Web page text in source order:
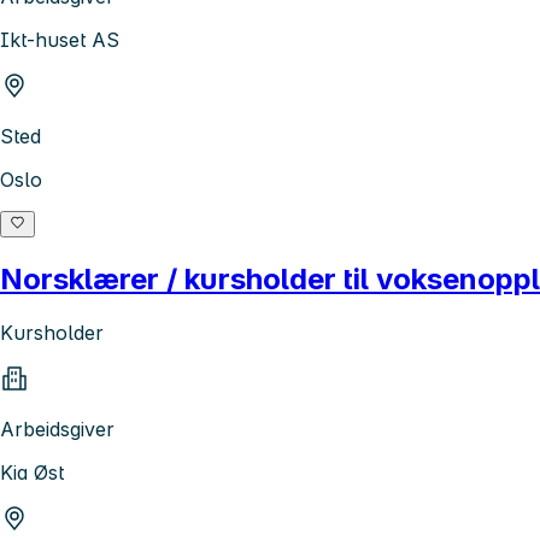
Ikt-huset AS
Sted
Oslo
Norsklærer / kursholder til
Kursholder
Arbeidsgiver
Kia Øst